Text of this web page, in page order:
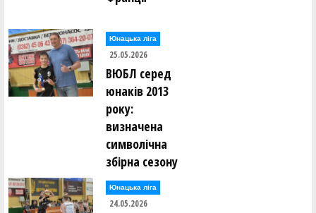
Юнацька ліга
25.05.2026
ВЮБЛ серед
юнаків 2013
року:
визначена
символічна
збірна сезону
Юнацька ліга
24.05.2026